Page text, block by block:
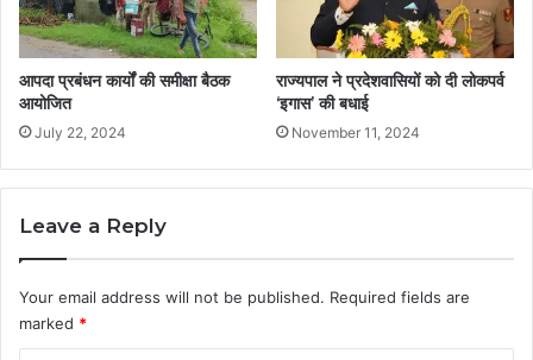
आपदा प्रबंधन कार्यों की समीक्षा बैठक
आयोजित
July 22, 2024
राज्यपाल ने प्रदेशवासियों को दी लोकपर्व
‘इगास’ की बधाई
November 11, 2024
Leave a Reply
Your email address will not be published. Required fields are
marked *